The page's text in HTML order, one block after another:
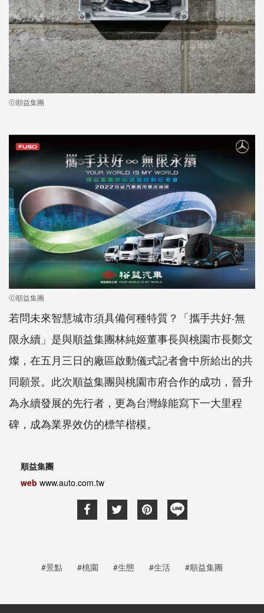
ⓒ順益集團
ⓒ順益集團
若問未來智慧城市須具備何種特質？「攜手共好‧無
限永續」是與順益集團林純姬董事長與桃園市長鄭文
燦，在五月三日的廠區啟動儀式記者會中所給出的共
同願景。此次順益集團與桃園市府合作的成功，晉升
為永續發展的先行者，更為台灣綠能寫下一大里程
碑，成為業界效仿的標竿楷模。
順益集團
web www.auto.com.tw
#景點 #桃園 #生態 #生活 #順益集團